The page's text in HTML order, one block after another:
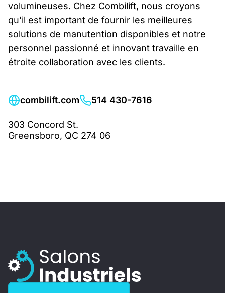
volumineuses. Chez Combilift, nous croyons
qu'il est important de fournir les meilleures
solutions de manutention disponibles et notre
personnel passionné et innovant travaille en
étroite collaboration avec les clients.
combilift.com 514 430-7616
303 Concord St.
Greensboro, QC 274 06